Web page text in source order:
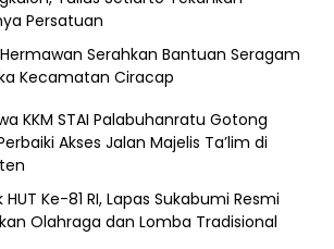
Persatuan
Serahkan Bantuan Seragam
Kecamatan Ciracap
KKM STAI Palabuhanratu Gotong
Akses Jalan Majelis Ta’lim di
Ke-81 RI, Lapas Sukabumi Resmi
Olahraga dan Lomba Tradisional